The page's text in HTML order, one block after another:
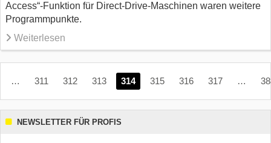
Access“-Funktion für Direct-Drive-Maschinen waren weitere
Programmpunkte.
Weiterlesen
… 311 312 313 314 315 316 317 …
NEWSLETTER FÜR PROFIS